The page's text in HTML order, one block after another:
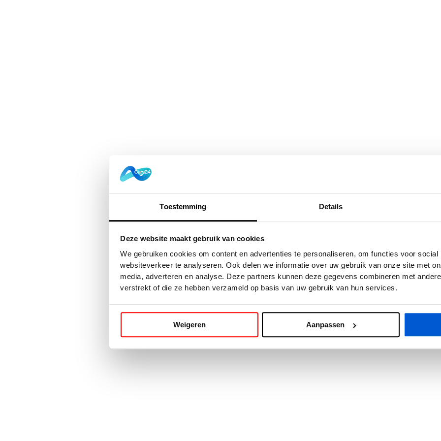
Toestemming Details
Deze website maakt gebruik van cookies
We gebruiken cookies om content en advertenties te personaliseren, om functies voor
websiteverkeer te analyseren. Ook delen we informatie over uw gebruik van onze site met
media, adverteren en analyse. Deze partners kunnen deze gegevens combineren met
verstrekt of die ze hebben verzameld op basis van uw gebruik van hun services.
Weigeren Aanpassen
Application error: aclient -side exception has occurred while loadingwww.cars24.nl(see the